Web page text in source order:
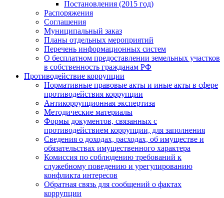
Постановления (2015 год)
Распоряжения
Соглашения
Муниципальный заказ
Планы отдельных мероприятий
Перечень информационных систем
О бесплатном предоставлении земельных участков
в собственность гражданам РФ
Противодействие коррупции
Нормативные правовые акты и иные акты в сфере
противодействия коррупции
Антикоррупционная экспертиза
Методические материалы
Формы документов, связанных с
противодействием коррупции, для заполнения
Сведения о доходах, расходах, об имуществе и
обязательствах имущественного характера
Комиссия по соблюдению требований к
служебному поведению и урегулированию
конфликта интересов
Обратная связь для сообщений о фактах
коррупции